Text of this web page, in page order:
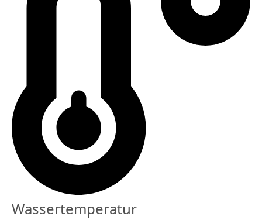
Wassertemperatur